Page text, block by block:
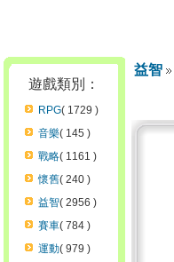
遊戲類別：
RPG( 1729 )
音樂( 145 )
戰略( 1161 )
懷舊( 240 )
益智( 2956 )
賽車( 784 )
運動( 979 )
益智